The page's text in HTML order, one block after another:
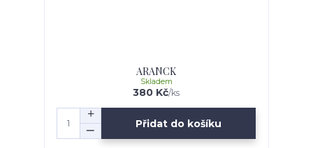
ARANCK
380 Kč/ks
Skladem
Přidat do košíku